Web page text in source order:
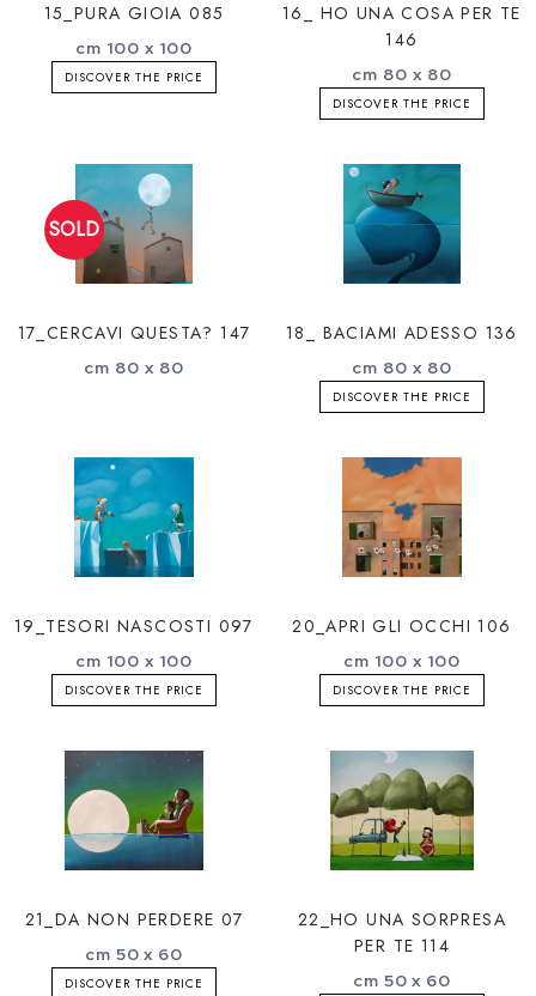
15_PURA GIOIA 085
cm 100 x 100
DISCOVER THE PRICE
16_ HO UNA COSA PER TE
146
cm 80 x 80
DISCOVER THE PRICE
17_CERCAVI QUESTA? 147
cm 80 x 80
18_ BACIAMI ADESSO 136
cm 80 x 80
DISCOVER THE PRICE
19_TESORI NASCOSTI 097
cm 100 x 100
DISCOVER THE PRICE
20_APRI GLI OCCHI 106
cm 100 x 100
DISCOVER THE PRICE
21_DA NON PERDERE 07
cm 50 x 60
DISCOVER THE PRICE
22_HO UNA SORPRESA
PER TE 114
cm 50 x 60